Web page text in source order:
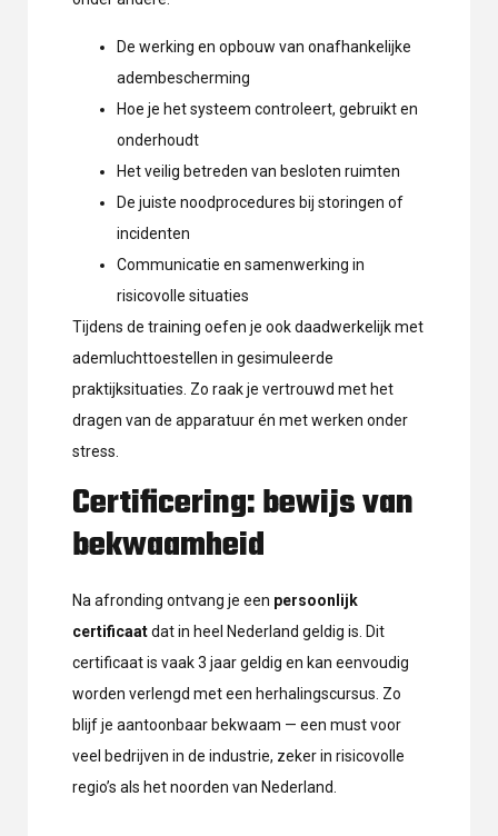
De werking en opbouw van onafhankelijke
adembescherming
Hoe je het systeem controleert, gebruikt en
onderhoudt
Het veilig betreden van besloten ruimten
De juiste noodprocedures bij storingen of
incidenten
Communicatie en samenwerking in
risicovolle situaties
Tijdens de training oefen je ook daadwerkelijk met
ademluchttoestellen in gesimuleerde
praktijksituaties. Zo raak je vertrouwd met het
dragen van de apparatuur én met werken onder
stress.
Certificering: bewijs van
bekwaamheid
Na afronding ontvang je een persoonlijk
certificaatdat in heel Nederland geldig is. Dit
certificaat is vaak 3 jaar geldig en kan eenvoudig
worden verlengd met een herhalingscursus. Zo
blijf je aantoonbaar bekwaam — een must voor
veel bedrijven in de industrie, zeker in risicovolle
regio’s als het noorden van Nederland.